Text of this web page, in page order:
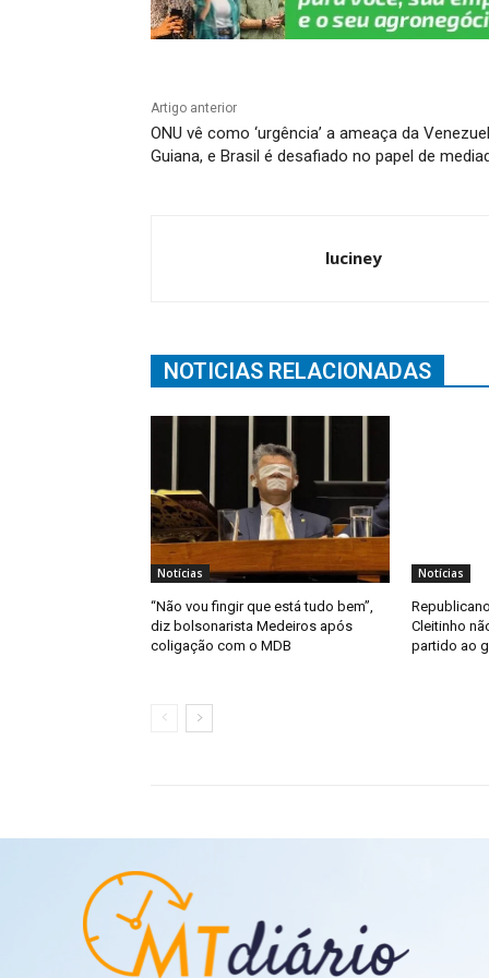
Artigo anterior
ONU vê como ‘urgência’ a ameaça da
Guiana, e Brasil é desafiado no papel de
luciney
NOTICIAS RELACIONADAS
Notícias
“Não vou fingir que está tudo bem”,
diz bolsonarista Medeiros após
coligação com o MDB
Notícias
Cleitinho
partido ao